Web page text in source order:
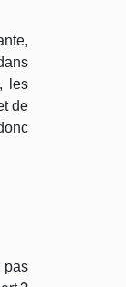
les
de
pas